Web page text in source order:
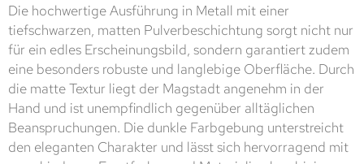
Die hochwertige Ausführung in Metall mit einer
tiefschwarzen, matten Pulverbeschichtung sorgt nicht nur
für ein edles Erscheinungsbild, sondern garantiert zudem
eine besonders robuste und langlebige Oberfläche. Durch
die matte Textur liegt der Magstadt angenehm in der
Hand und ist unempfindlich gegenüber alltäglichen
Beanspruchungen. Die dunkle Farbgebung unterstreicht
den eleganten Charakter und lässt sich hervorragend mit